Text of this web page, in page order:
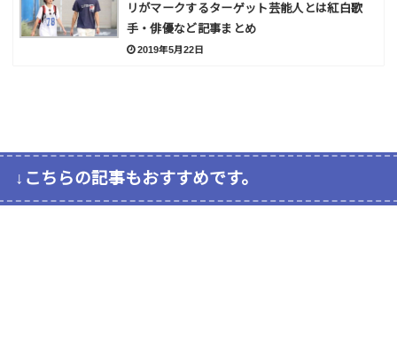
リがマークするターゲット芸能人とは紅白歌
手・俳優など記事まとめ
2019年5月22日
↓こちらの記事もおすすめです。